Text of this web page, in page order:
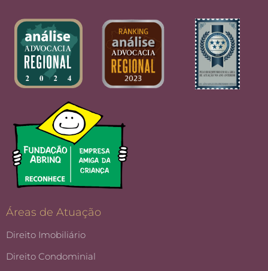
Áreas de Atuação
Direito Imobiliário
Direito Condominial